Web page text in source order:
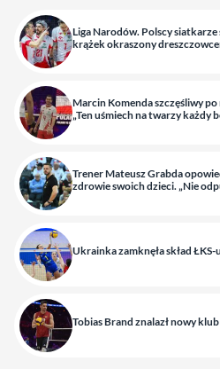
Liga Narodów. Polscy siatkarze
krążek okraszony
Marcin Komenda szczęśliwy po
„Ten uśmiech na twarzy każdy
Trener Mateusz Grabda
zdrowie swoich dzieci. „Nie
Ukrainka zamknęła skład
Tobias Brand znalazł nowy